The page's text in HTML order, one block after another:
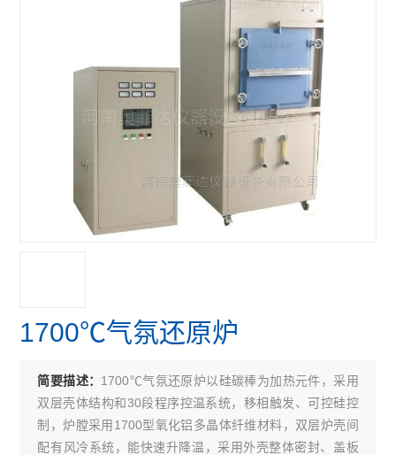
1700℃气氛还原炉
简要描述： 1700℃气氛还原炉以硅碳棒为加热元件，采用
双层壳体结构和30段程序控温系统，移相触发、可控硅控
制，炉膛采用1700型氧化铝多晶体纤维材料，双层炉壳间
配有风冷系统，能快速升降温，采用外壳整体密封、盖板